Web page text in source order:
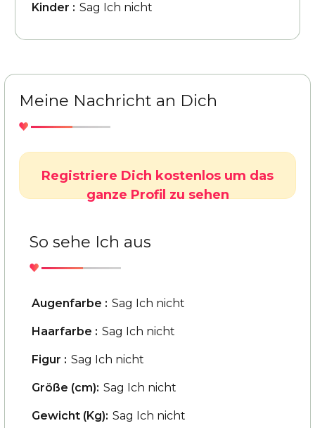
Kinder : Sag Ich nicht
Meine Nachricht an Dich
Registriere Dich kostenlos um das
ganze Profil zu sehen
So sehe Ich aus
Augenfarbe : Sag Ich nicht
Haarfarbe : Sag Ich nicht
Figur : Sag Ich nicht
Größe (cm): Sag Ich nicht
Gewicht (Kg): Sag Ich nicht